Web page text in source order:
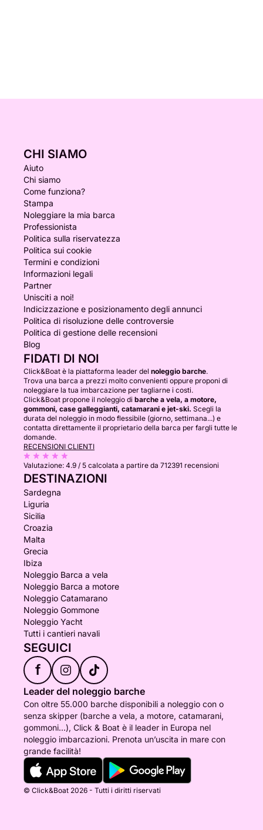
CHI SIAMO
Aiuto
Chi siamo
Come funziona?
Stampa
Noleggiare la mia barca
Professionista
Politica sulla riservatezza
Politica sui cookie
Termini e condizioni
Informazioni legali
Partner
Unisciti a noi!
Indicizzazione e posizionamento degli annunci
Politica di risoluzione delle controversie
Politica di gestione delle recensioni
Blog
FIDATI DI NOI
Click&Boat è la piattaforma leader del noleggio barche.
Trova una barca a prezzi molto convenienti oppure proponi di
noleggiare la tua imbarcazione per tagliarne i costi.
Click&Boat propone il noleggio di barche a vela, a motore,
gommoni, case galleggianti, catamarani e jet-ski. Scegli la
durata del noleggio in modo flessibile (giorno, settimana...) e
contatta direttamente il proprietario della barca per fargli tutte le
domande.
RECENSIONI CLIENTI
Valutazione: 4.9 / 5 calcolata a partire da 712391 recensioni
DESTINAZIONI
Sardegna
Liguria
Sicilia
Croazia
Malta
Grecia
Ibiza
Noleggio Barca a vela
Noleggio Barca a motore
Noleggio Catamarano
Noleggio Gommone
Noleggio Yacht
Tutti i cantieri navali
SEGUICI
f
Leader del noleggio barche
Con oltre 55.000 barche disponibili a noleggio con o
senza skipper (barche a vela, a motore, catamarani,
gommoni...), Click & Boat è il leader in Europa nel
noleggio imbarcazioni. Prenota un’uscita in mare con
grande facilità!
© Click&Boat 2026 - Tutti i diritti riservati